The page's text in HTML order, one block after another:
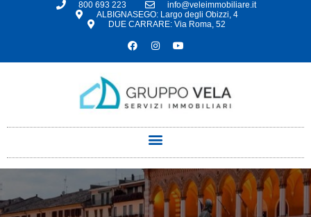
800 693 223
info@veleimmobiliare.it
ALBIGNASEGO: Largo degli Obizzi, 4
DUE CARRARE: Via Roma, 52